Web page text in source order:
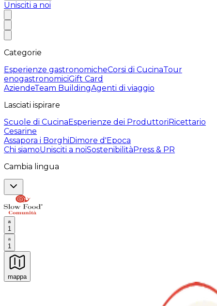
Unisciti a noi
Categorie
Esperienze gastronomicheCorsi di CucinaTour
enogastronomiciGift Card
AziendeTeam BuildingAgenti di viaggio
Lasciati ispirare
Scuole di CucinaEsperienze dei ProduttoriRicettario
Cesarine
Assapora i BorghiDimore d'Epoca
Chi siamoUnisciti a noiSostenibilitàPress & PR
Cambia lingua
1
1
mappa
Esperienze culinarie indimenticabili: Esperienze